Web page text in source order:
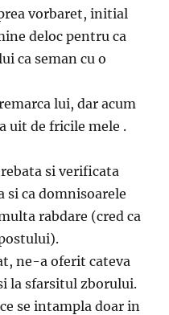
vorbaret, initial
deloc pentru ca
ca seman cu o
lui, dar acum
uit de fricile mele .
si verificata
si ca domnisoarele
rabdare (cred ca
ne-a oferit cateva
la sfarsitul zborului.
se intampla doar in